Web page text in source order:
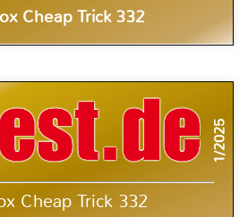
Cheap Trick 332
1/2025
Cheap Trick 332